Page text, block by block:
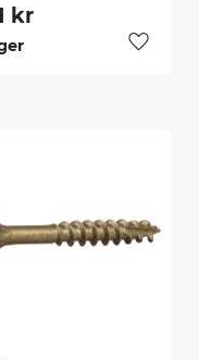
ute däck
kr
Lägg